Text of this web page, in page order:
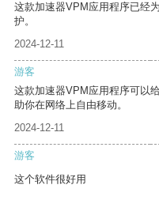
这款加速器VPM应用程序已经
护。
2024-12-11
游客
这款加速器VPM应用程序可以
助你在网络上自由移动。
2024-12-11
游客
这个软件很好用